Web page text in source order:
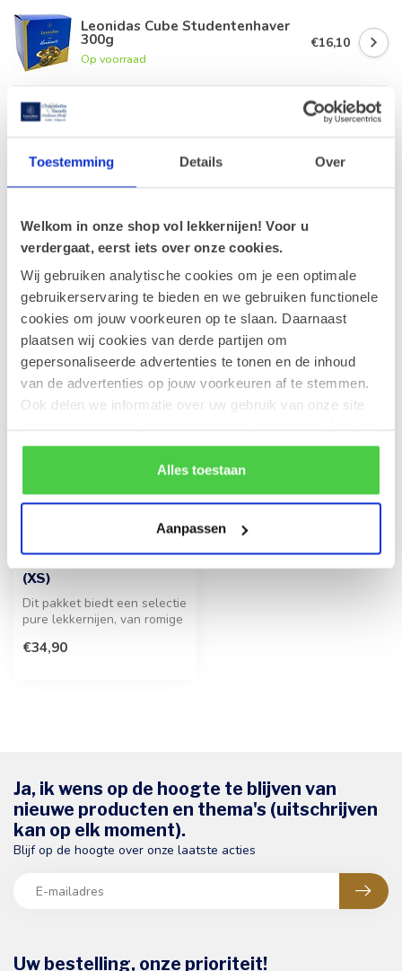
Toestemming Details Over
Welkom in onze shop vol lekkernijen! Voor u
verdergaat, eerst iets over onze cookies.
Wij gebruiken analytische cookies om je een optimale
gebruikerservaring te bieden en we gebruiken functionele
cookies om jouw voorkeuren op te slaan. Daarnaast
plaatsen wij cookies van derde partijen om
gepersonaliseerde advertenties te tonen en de inhoud
van de advertenties op jouw voorkeuren af te stemmen.
Ook delen we informatie over uw gebruik van onze site
rekening mee dat als je bepaalde cookies blokkeert, het
de correcte werking van de website kan verstoren.
Alles toestaan
Aanpassen
Leonidas Cube Studentenhaver
300g
Op voorraad
€16,10
€18,50
Op voorraad
Recent bekeken
LEONIDAS
(XS)
Dit pakket biedt een selectie
pure lekkernijen, van romige
€34,90
Uw bestelling, onze prioriteit!
Ja, ik wens op de hoogte te blijven van
nieuwe producten en thema's (uitschrijven
kan op elk moment).
Blijf op de hoogte over onze laatste acties